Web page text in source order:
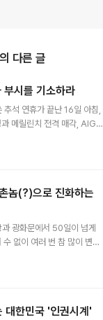
의 다른 글
부시를 기소하라
석 연휴가 끝난 16일 아침,
메릴린치 전격 매각, AIG
롯한 아시아시장마저 강타
쏟아지고 있다. 미국 최상
고 노동자들과 소득격차는
CEO와 일반직원의 평균 임
에는 531대 1이었다. 이는
스 16대 1, 영국 25대 1 등
차를 보여주고 있다. 수렁
놈(?)으로 진화하는
광화문에서 50일이 넘게
없이 여러 번 참 많이 변하
잘 알면서도 사람들은 강가
분명히 달랐다. 그 때 그 시
대한민국 '인권시계'